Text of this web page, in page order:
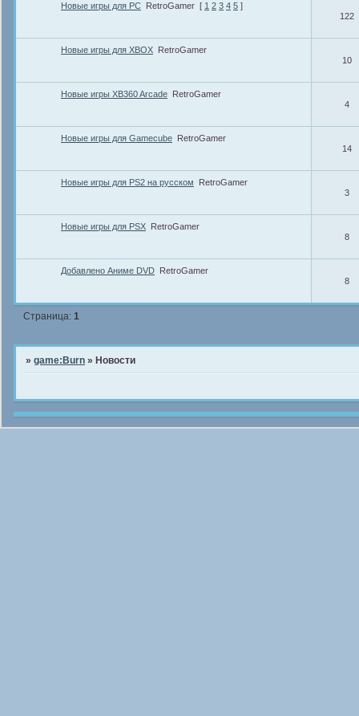
Новые игры для PС RetroGamer [ 1 2 3 4 5 ]
122
Новые игры для XBOX
RetroGamer
10
Новые игры XB360 Arcade
RetroGamer
4
Новые игры для Gamecube
RetroGamer
14
Новые игры для PS2 на русском
RetroGamer
3
Новые игры для PSX
RetroGamer
8
Добавлено Аниме DVD
RetroGamer
8
Страница:1
»game:Burn »Новости